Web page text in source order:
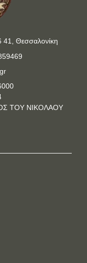
41, Θεσσαλονίκη
ΤΟΥ ΝΙΚΟΛΑΟΥ